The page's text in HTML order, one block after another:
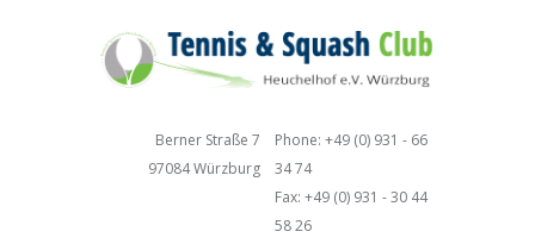
Phone: +49 (0) 931 - 66
34 74
Fax: +49 (0) 931 - 30 44
58 26
Berner Straße 7
97084 Würzburg